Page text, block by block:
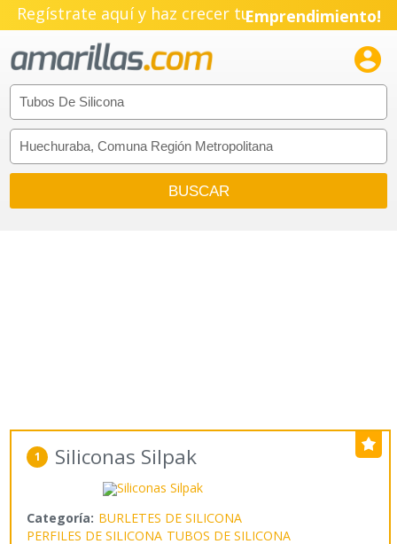
Regístrate aquí y haz crecer tuEmprendimiento!

1 Siliconas Silpak
Categoría: BURLETES DE SILICONA
PERFILES DE SILICONA TUBOS DE SILICONA